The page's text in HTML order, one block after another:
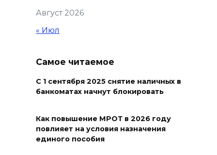
Сносить нельзя, сохранять
Рувинского от запустения
08 августа 2026 14:04
поджег газ в квартире
бывшей жены, эвакуированы
7 человек
Август 2026
« Июл
Самое читаемое
С 1 сентября 2025 снятие наличных в
банкоматах начнут блокировать
Как повышение МРОТ в 2026 году
повлияет на условия назначения
единого пособия